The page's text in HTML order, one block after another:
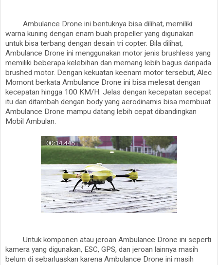
Ambulance Drone ini bentuknya bisa dilihat, memiliki
warna kuning dengan enam buah propeller yang digunakan
untuk bisa terbang dengan desain tri copter. Bila dilihat,
Ambulance Drone ini menggunakan motor jenis brushless yang
memiliki beberapa kelebihan dan memang lebih bagus daripada
brushed motor. Dengan kekuatan keenam motor tersebut, Alec
Momont berkata Ambulance Drone ini bisa melesat dengan
kecepatan hingga 100 KM/H. Jelas dengan kecepatan secepat
itu dan ditambah dengan body yang aerodinamis bisa membuat
Ambulance Drone mampu datang lebih cepat dibandingkan
Mobil Ambulan.
Untuk komponen atau jeroan Ambulance Drone ini seperti
kamera yang digunakan, ESC, GPS, dan jeroan lainnya masih
belum di sebarluaskan karena Ambulance Drone ini masih